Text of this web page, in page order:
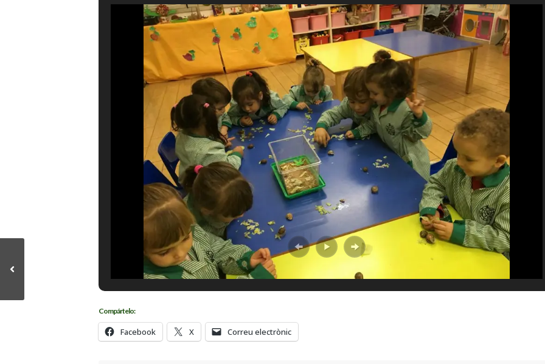
Compártelo:
Facebook X Correu electrònic